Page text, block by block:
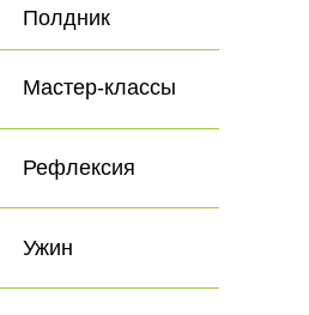
Рефлексия
Ужин
Мастер-классы
Полдник